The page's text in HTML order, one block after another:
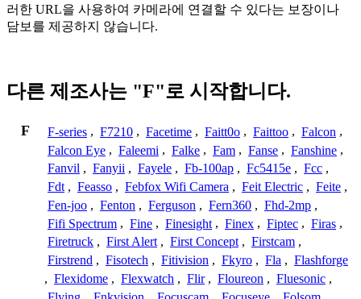
러한 URL을 사용하여 카메라에 연결할 수 있다는 보장이나
담보를 제공하지 않습니다.
다른 제조사는 "F"로 시작합니다.
F F-series , F7210 , Facetime , Faitt0o , Faittoo , Falcon ,
Falcon Eye , Faleemi , Falke , Fam , Fanse , Fanshine ,
Fanvil , Fanyii , Fayele , Fb-100ap , Fc5415e , Fcc ,
Fdt , Feasso , Febfox Wifi Camera , Feit Electric , Feite ,
Fen-joo , Fenton , Ferguson , Fern360 , Fhd-2mp ,
Fifi Spectrum , Fine , Finesight , Finex , Fiptec , Firas ,
Firetruck , First Alert , First Concept , Firstcam ,
Firstrend , Fisotech , Fitivision , Fkyro , Fla , Flashforge
, Flexidome , Flexwatch , Flir , Floureon , Fluesonic ,